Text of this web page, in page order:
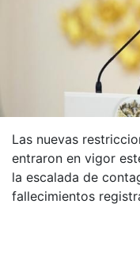
Las nuevas
entraron en vigor
la escalada de
fallecimientos